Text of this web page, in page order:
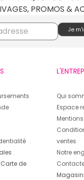
PROMOS &
de
Qui
Espace
ventes
Notre